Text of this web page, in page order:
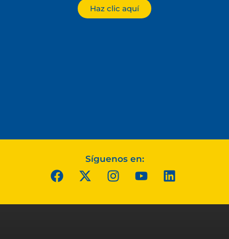
Haz clic aquí
Síguenos en: